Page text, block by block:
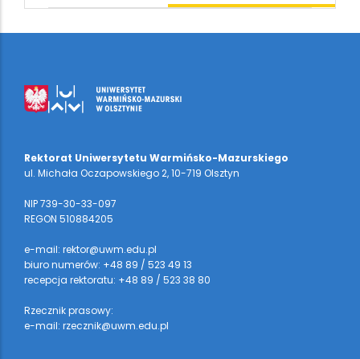
Rektorat Uniwersytetu Warmińsko-Mazurskiego
ul. Michała Oczapowskiego 2, 10-719 Olsztyn
NIP 739-30-33-097
REGON 510884205
e-mail: rektor@uwm.edu.pl
biuro numerów: +48 89 / 523 49 13
recepcja rektoratu: +48 89 / 523 38 80
Rzecznik prasowy:
e-mail: rzecznik@uwm.edu.pl